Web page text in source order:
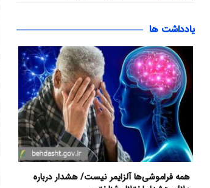
یادداشت ها
همه فراموشی‌ها آلزایمر نیست/ هشدار درباره